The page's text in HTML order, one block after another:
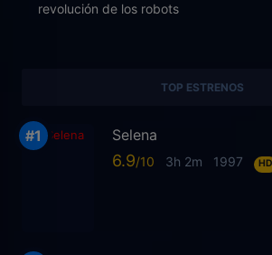
revolución de los robots
TOP ESTRENOS
Selena
6.9 3h 2m 1997 HD